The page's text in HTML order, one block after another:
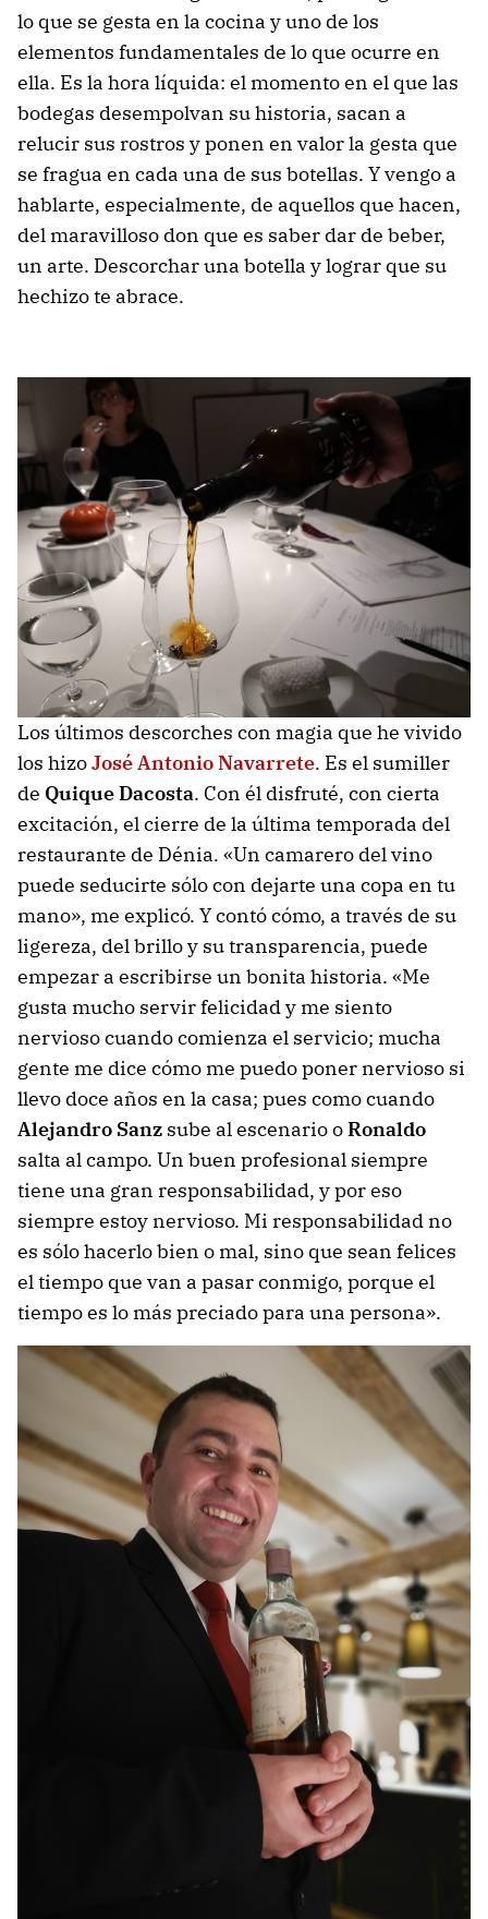
lo que se gesta en la cocina y uno de los
elementos fundamentales de lo que ocurre en
ella. Es la hora líquida: el momento en el que las
bodegas desempolvan su historia, sacan a
relucir sus rostros y ponen en valor la gesta que
se fragua en cada una de sus botellas. Y vengo a
hablarte, especialmente, de aquellos que hacen,
del maravilloso don que es saber dar de beber,
un arte. Descorchar una botella y lograr que su
hechizo te abrace.
Los últimos descorches con magia que he vivido
los hizoJosé Antonio Navarrete. Es el sumiller
de Quique Dacosta. Con él disfruté, con cierta
excitación, el cierre de la última temporada del
restaurante de Dénia. «Un camarero del vino
puede seducirte sólo con dejarte una copa en tu
mano», me explicó. Y contó cómo, a través de su
ligereza, del brillo y su transparencia, puede
empezar a escribirse un bonita historia. «Me
gusta mucho servir felicidad y me siento
nervioso cuando comienza el servicio; mucha
gente me dice cómo me puedo poner nervioso si
llevo doce años en la casa; pues como cuando
Alejandro Sanz sube al escenario oRonaldo
salta al campo. Un buen profesional siempre
tiene una gran responsabilidad, y por eso
siempre estoy nervioso. Mi responsabilidad no
es sólo hacerlo bien o mal, sino que sean felices
el tiempo que van a pasar conmigo, porque el
tiempo es lo más preciado para una persona».